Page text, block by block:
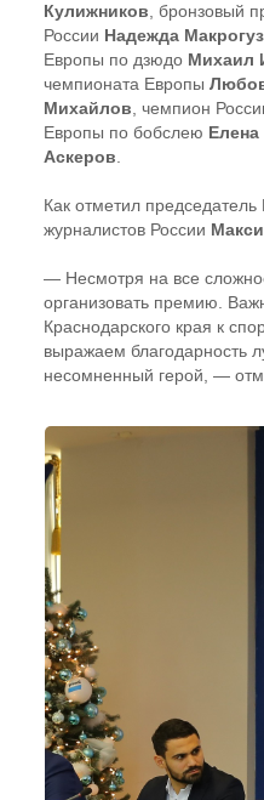
Кулижников , бронзовый
России Надежда
Европы по дзюдо Михаил
чемпионата Европы
Михайлов , чемпион
Европы по бобслею
Аскеров
Как отметил
журналистов России
— Несмотря на все
организовать премию.
Краснодарского края к
выражаем благодарность
несомненный герой, —